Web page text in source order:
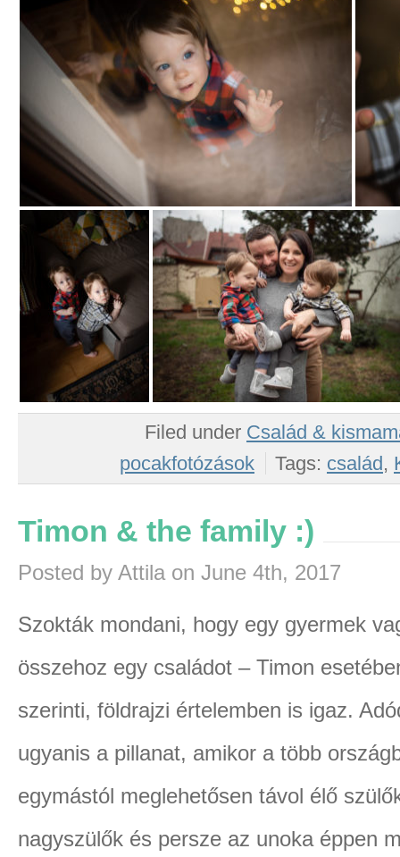
Filed under Család &
pocakfotózások
Tags: család,
Timon & the family :)
Posted by Attila on June 4th, 2017
Szokták mondani, hogy egy gyermek
összehoz egy családot – Timon
szerinti, földrajzi értelemben is igaz.
ugyanis a pillanat, amikor a több
egymástól meglehetősen távol élő
nagyszülők és persze az unoka éppen